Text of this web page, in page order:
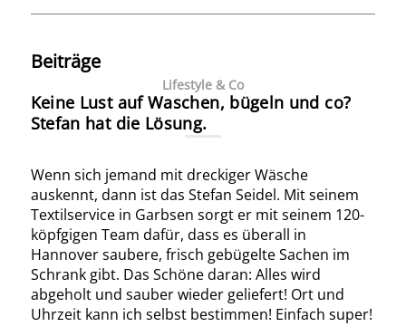
Beiträge
Lifestyle & Co
Keine Lust auf Waschen, bügeln und co?
Stefan hat die Lösung.
Wenn sich jemand mit dreckiger Wäsche
auskennt, dann ist das Stefan Seidel. Mit seinem
Textilservice in Garbsen sorgt er mit seinem 120-
köpfgigen Team dafür, dass es überall in
Hannover saubere, frisch gebügelte Sachen im
Schrank gibt. Das Schöne daran: Alles wird
abgeholt und sauber wieder geliefert! Ort und
Uhrzeit kann ich selbst bestimmen! Einfach super!